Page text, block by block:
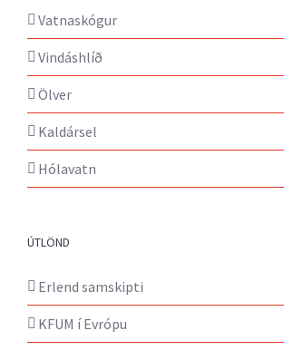
Vatnaskógur
Vindáshlíð
Ölver
Kaldársel
Hólavatn
ÚTLÖND
Erlend samskipti
KFUM í Evrópu